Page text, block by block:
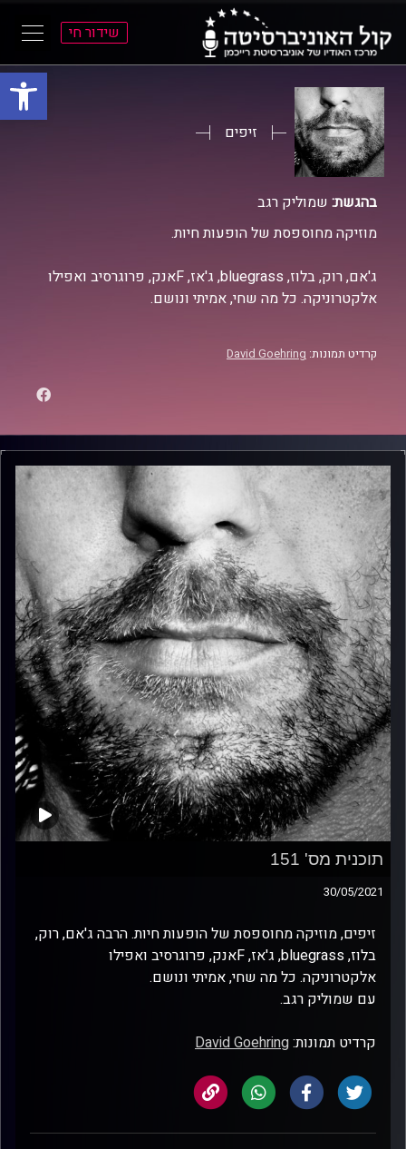
פתח
התפריט
הראשי
התוכן
הראשי
שידור חי
זיפים
בהגשת: שמוליק רגב
מוזיקה מחוספסת של הופעות חיות.
ג'אם, רוק, בלוז, bluegrass, ג'אז, Fאנק, פרוגרסיב ואפילו
אלקטרוניקה. כל מה שחי, אמיתי ונושם.
קרדיט תמונות: David Goehring
תוכנית מס' 151
30/05/2021
זיפים, מוזיקה מחוספסת של הופעות חיות. הרבה ג'אם, רוק,
בלוז, bluegrass, ג'אז, Fאנק, פרוגרסיב ואפילו
אלקטרוניקה. כל מה שחי, אמיתי ונושם.
עם שמוליק רגב.
קרדיט תמונות:David Goehring